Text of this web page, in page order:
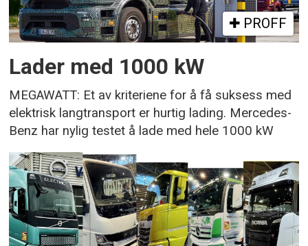
PROFF
Lader med 1000 kW
MEGAWATT: Et av kriteriene for å få suksess med
elektrisk langtransport er hurtig lading. Mercedes-
Benz har nylig testet å lade med hele 1000 kW